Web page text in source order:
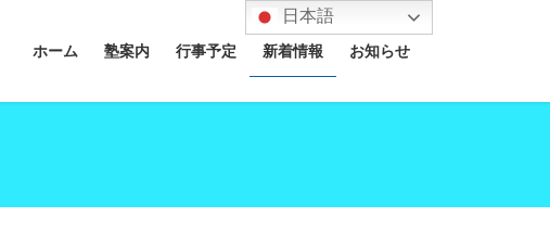
ホーム 塾案内 行事予定 新着情報 お知らせ
日本語